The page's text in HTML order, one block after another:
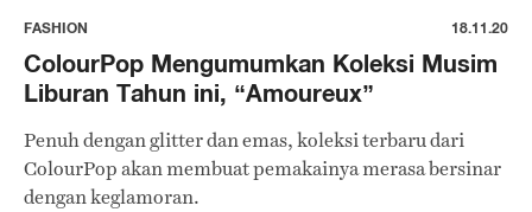
FASHION 18.11.20
ColourPop Mengumumkan Koleksi Musim
Liburan Tahun ini, “Amoureux”
Penuh dengan glitter dan emas, koleksi terbaru dari
ColourPop akan membuat pemakainya merasa bersinar
dengan keglamoran.